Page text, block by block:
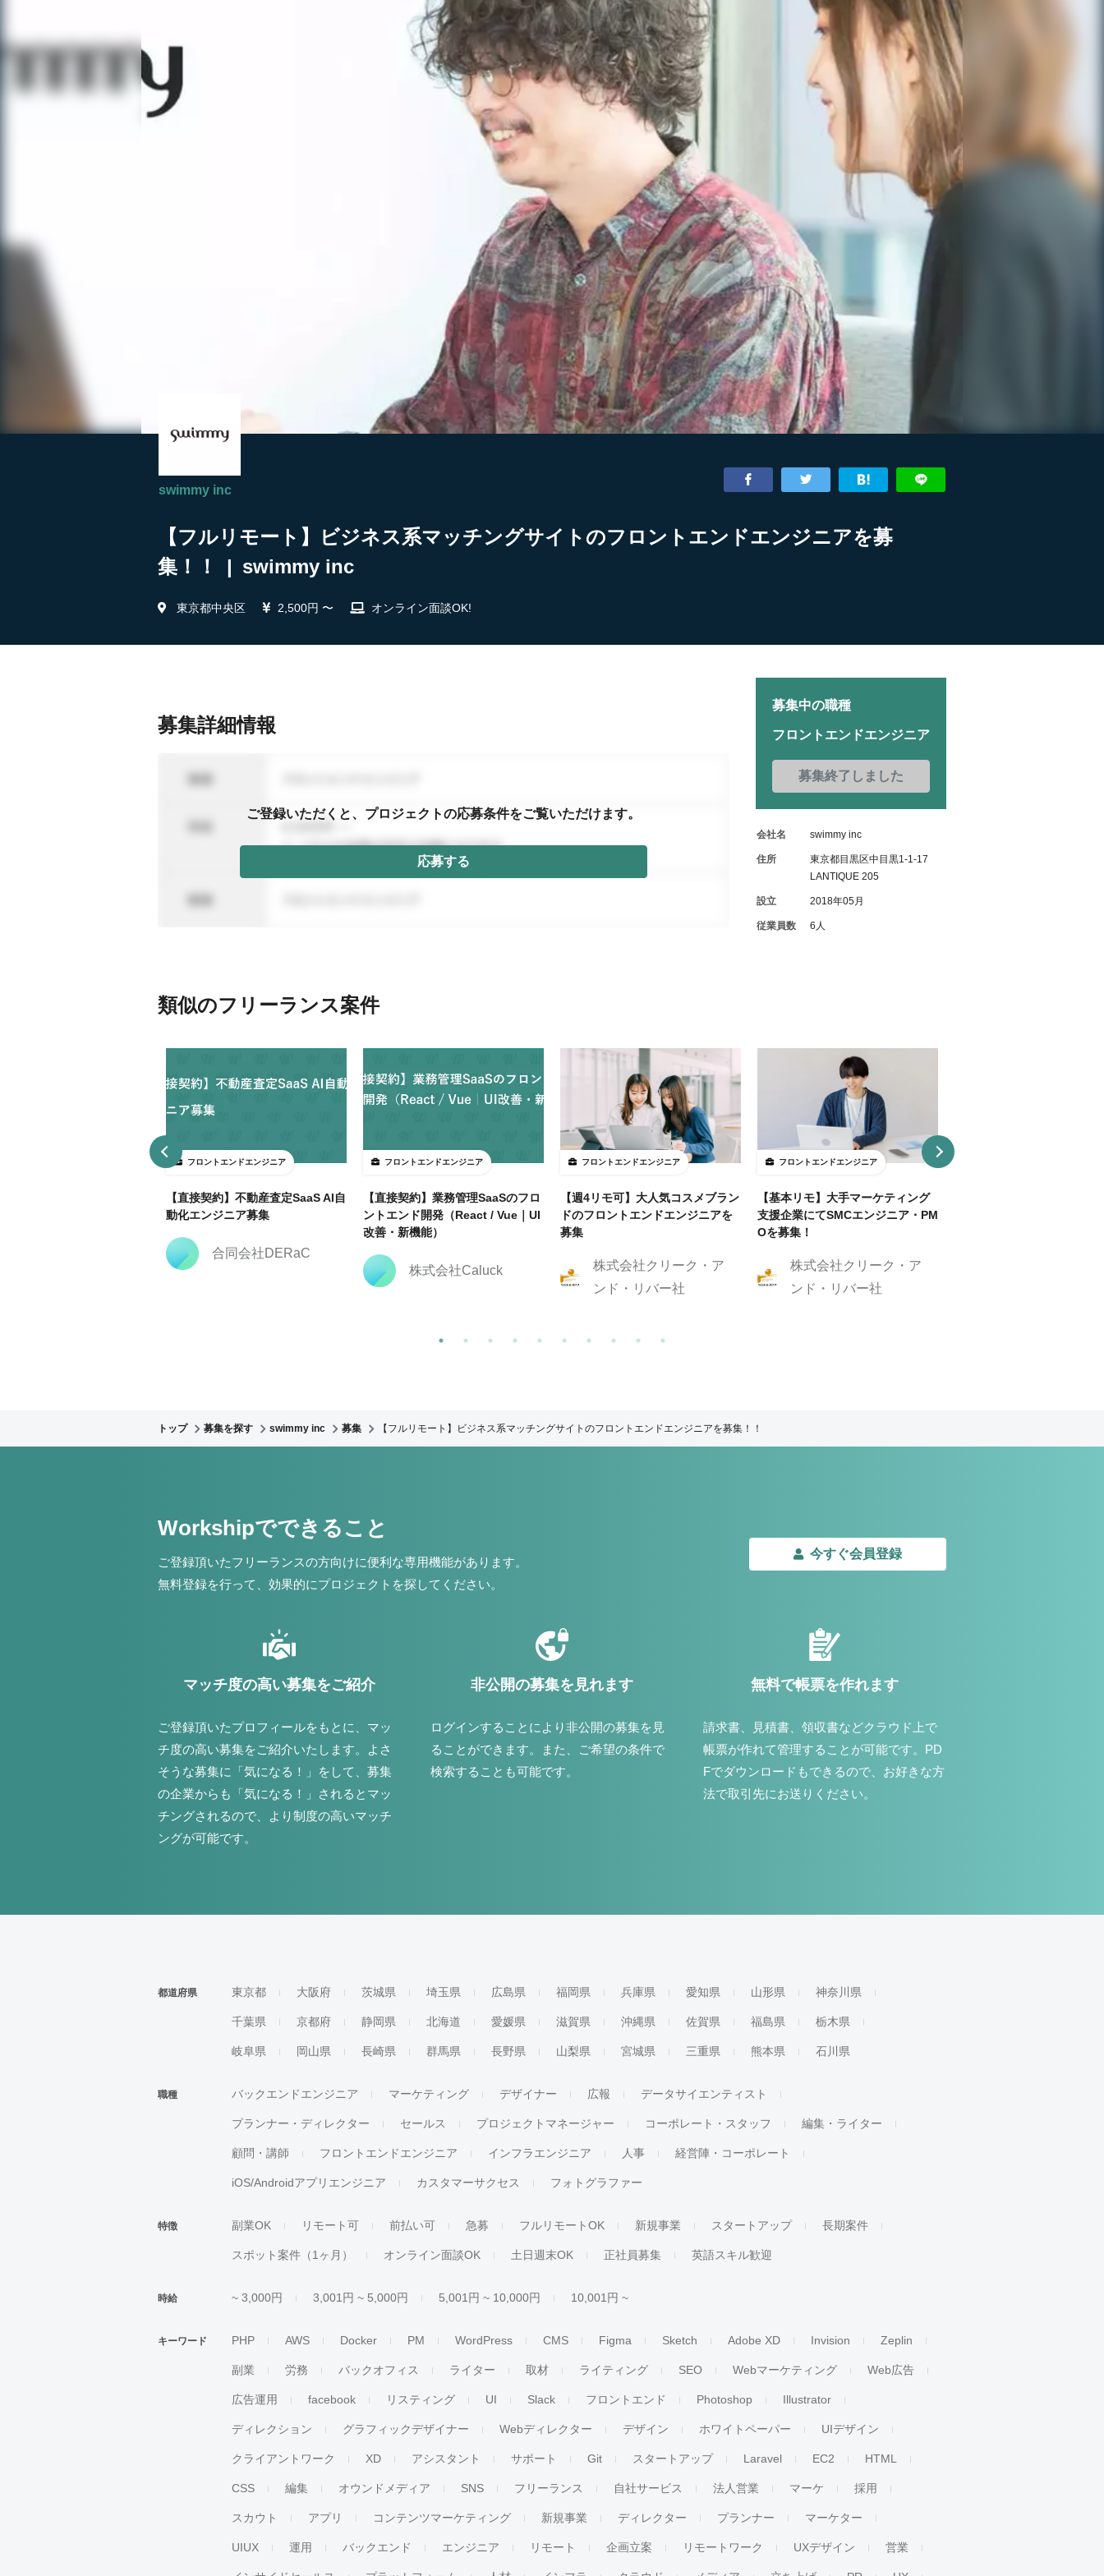
swimmy inc
【フルリモート】ビジネス系マッチングサイトのフロントエンドエンジニアを募
集！！ | swimmy inc
東京都中央区 2,500円 〜 オンライン面談OK!
募集詳細情報
ご登録いただくと、プロジェクトの応募条件をご覧いただけます。
応募する
募集中の職種
フロントエンドエンジニア
募集終了しました
会社名 swimmy inc
住所
東京都目黒区中目黒1-1-17
LANTIQUE 205
設立 2018年05月
従業員数 6人
類似のフリーランス案件
フロントエンドエンジニア
【直接契約】不動産査定SaaS AI自
動化エンジニア募集
合同会社DERaC
フロントエンドエンジニア
【直接契約】業務管理SaaSのフロ
ントエンド開発（React / Vue｜UI
改善・新機能）
株式会社Caluck
フロントエンドエンジニア
【週4リモ可】大人気コスメブラン
ドのフロントエンドエンジニアを
募集
株式会社クリーク・ア
ンド・リバー社
フロントエンドエンジニア
【基本リモ】大手マーケティング
支援企業にてSMCエンジニア・PM
Oを募集！
株式会社クリーク・ア
ンド・リバー社
トップ 募集を探す swimmy inc 募集 【フルリモート】ビジネス系マッチングサイトのフロントエンドエンジニアを募集！！
Workshipでできること
ご登録頂いたフリーランスの方向けに便利な専用機能があります。
無料登録を行って、効果的にプロジェクトを探してください。
今すぐ会員登録
マッチ度の高い募集をご紹介
ご登録頂いたプロフィールをもとに、マッ
チ度の高い募集をご紹介いたします。よさ
そうな募集に「気になる！」をして、募集
の企業からも「気になる！」されるとマッ
チングされるので、より制度の高いマッチ
ングが可能です。
非公開の募集を見れます
ログインすることにより非公開の募集を見
ることができます。また、ご希望の条件で
検索することも可能です。
無料で帳票を作れます
請求書、見積書、領収書などクラウド上で
帳票が作れて管理することが可能です。PD
Fでダウンロードもできるので、お好きな方
法で取引先にお送りください。
都道府県 東京都 大阪府 茨城県 埼玉県 広島県 福岡県 兵庫県 愛知県 山形県 神奈川県
千葉県 京都府 静岡県 北海道 愛媛県 滋賀県 沖縄県 佐賀県 福島県 栃木県
岐阜県 岡山県 長崎県 群馬県 長野県 山梨県 宮城県 三重県 熊本県 石川県
職種 バックエンドエンジニア マーケティング デザイナー 広報 データサイエンティスト
プランナー・ディレクター セールス プロジェクトマネージャー コーポレート・スタッフ 編集・ライター
顧問・講師 フロントエンドエンジニア インフラエンジニア 人事 経営陣・コーポレート
iOS/Androidアプリエンジニア カスタマーサクセス フォトグラファー
特徴 副業OK リモート可 前払い可 急募 フルリモートOK 新規事業 スタートアップ 長期案件
スポット案件（1ヶ月） オンライン面談OK 土日週末OK 正社員募集 英語スキル歓迎
時給 ~ 3,000円 3,001円 ~ 5,000円 5,001円 ~ 10,000円 10,001円 ~
キーワード PHP AWS Docker PM WordPress CMS Figma Sketch Adobe XD Invision Zeplin
副業 労務 バックオフィス ライター 取材 ライティング SEO Webマーケティング Web広告
広告運用 facebook リスティング UI Slack フロントエンド Photoshop Illustrator
ディレクション グラフィックデザイナー Webディレクター デザイン ホワイトペーパー UIデザイン
クライアントワーク XD アシスタント サポート Git スタートアップ Laravel EC2 HTML
CSS 編集 オウンドメディア SNS フリーランス 自社サービス 法人営業 マーケ 採用
スカウト アプリ コンテンツマーケティング 新規事業 ディレクター プランナー マーケター
UIUX 運用 バックエンド エンジニア リモート 企画立案 リモートワーク UXデザイン 営業